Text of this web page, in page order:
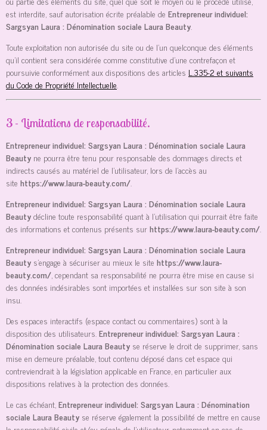
est interdite, sauf autorisation écrite préalable de Entrepreneur individuel:
Sargsyan Laura : Dénomination sociale Laura Beauty.
Toute exploitation non autorisée du site ou de l’un quelconque des éléments
qu’il contient sera considérée comme constitutive d’une contrefaçon et
poursuivie conformément aux dispositions des articles L.335-2 et suivants
du Code de Propriété Intellectuelle.
3 - Limitations de responsabilité.
Entrepreneur individuel: Sargsyan Laura : Dénomination sociale Laura
Beauty ne pourra être tenu pour responsable des dommages directs et
indirects causés au matériel de l’utilisateur, lors de l’accès au
site https://www.laura-beauty.com/
Entrepreneur individuel: Sargsyan Laura : Dénomination sociale Laura
Beautydécline toute responsabilité quant à l’utilisation qui pourrait être faite
des informations et contenus présents surhttps://www.laura-beauty.com/
Entrepreneur individuel: Sargsyan Laura : Dénomination sociale Laura
Beauty s’engage à sécuriser au mieux le site https://www.laura-
beauty.com/ , cependant sa responsabilité ne pourra être mise en cause si
des données indésirables sont importées et installées sur son site à son
insu.
Des espaces interactifs (espace contact ou commentaires) sont à la
disposition des utilisateurs. Entrepreneur individuel: Sargsyan Laura :
Dénomination sociale Laura Beauty se réserve le droit de supprimer, sans
mise en demeure préalable, tout contenu déposé dans cet espace qui
contreviendrait à la législation applicable en France, en particulier aux
dispositions relatives à la protection des données.
Le cas échéant, Entrepreneur individuel: Sargsyan Laura : Dénomination
sociale Laura Beauty se réserve également la possibilité de mettre en cause